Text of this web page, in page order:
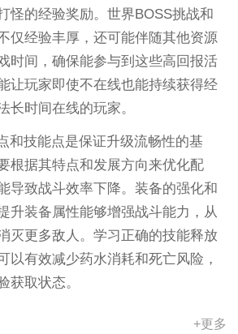
怪的经验奖励。世界BOSS挑战和
仅经验丰厚，还可能伴随其他资源
时间，确保能参与到这些高回报活
让玩家即使不在线也能持续获得经
长时间在线的玩家。
和技能点是保证升级流畅性的基
根据其特点和发展方向来优化配
导致战斗效率下降。装备的强化和
升装备属性能够增强战斗能力，从
灭更多敌人。学习正确的技能释放
以有效减少药水消耗和死亡风险，
获取状态。
+更多